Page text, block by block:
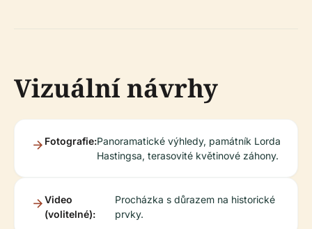
Vizuální návrhy
Fotografie:Panoramatické výhledy, památník Lorda
Hastingsa, terasovité květinové záhony.
Video
(volitelné):
Procházka s důrazem na historické
prvky.